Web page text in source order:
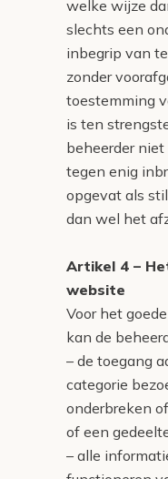
welke wijze
slechts een
inbegrip van
zonder
toestemming
is ten
beheerder
tegen enig
opgevat als
dan wel het
Artikel 4 –
website
Voor het
kan de
– de toegang
categorie
onderbreken
of een
– alle